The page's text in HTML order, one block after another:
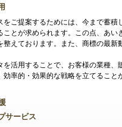
ご提案するためには、今まで蓄
とが求められます。この点、あ
えております。また、商標の最
を活用することで、お客様の業種
率的・効果的な戦略を立てること
サービス